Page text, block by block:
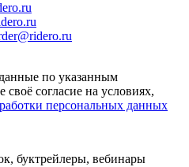
по указанным
согласие на условиях,
персональных данных
буктрейлеры, вебинары